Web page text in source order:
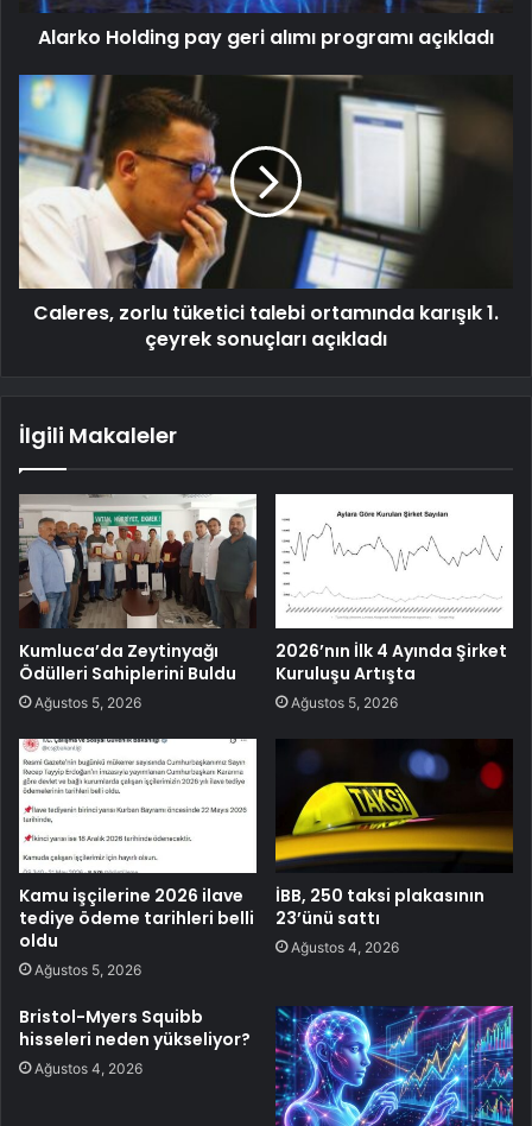
Alarko Holding pay geri alımı programı açıkladı
Caleres, zorlu tüketici talebi ortamında karışık 1.
çeyrek sonuçları açıkladı
İlgili Makaleler
Kumluca’da Zeytinyağı
Ödülleri Sahiplerini Buldu
Ağustos 5, 2026
2026’nın İlk 4 Ayında Şirket
Kuruluşu Artışta
Ağustos 5, 2026
Kamu işçilerine 2026 ilave
tediye ödeme tarihleri belli
oldu
Ağustos 5, 2026
İBB, 250 taksi plakasının
23’ünü sattı
Ağustos 4, 2026
Bristol-Myers Squibb
hisseleri neden yükseliyor?
Ağustos 4, 2026